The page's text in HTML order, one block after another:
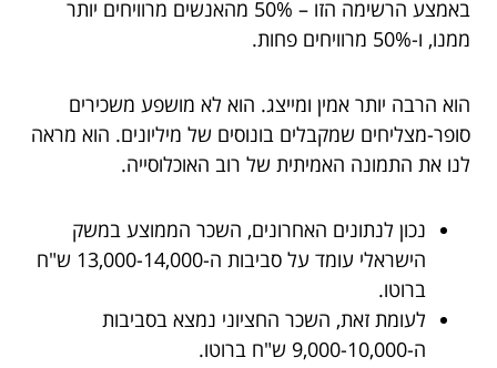
באמצע הרשימה הזו – 50% מהאנשים מרוויחים יותר
ממנו, ו-50% מרוויחים פחות.
הוא הרבה יותר אמין ומייצג. הוא לא מושפע משכירים
סופר-מצליחים שמקבלים בונוסים של מיליונים. הוא מראה
לנו את התמונה האמיתית של רוב האוכלוסייה.
נכון לנתונים האחרונים, השכר הממוצע במשק
הישראלי עומד על סביבות ה-13,000-14,000 ש"ח
ברוטו.
לעומת זאת, השכר החציוני נמצא בסביבות
ה-9,000-10,000 ש"ח ברוטו.